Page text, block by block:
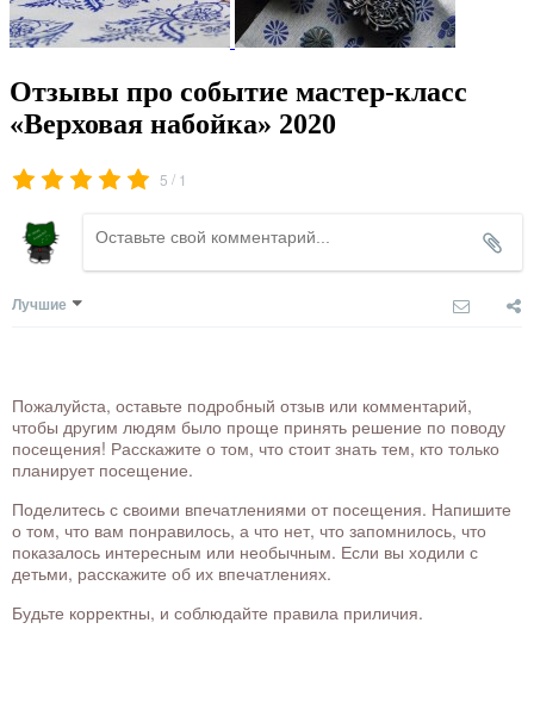
Отзывы про событие мастер-класс
«Верховая набойка» 2020
5 / 1
Лучшие
Пожалуйста, оставьте подробный отзыв или комментарий,
чтобы другим людям было проще принять решение по поводу
посещения! Расскажите о том, что стоит знать тем, кто только
планирует посещение.
Поделитесь с своими впечатлениями от посещения. Напишите
о том, что вам понравилось, а что нет, что запомнилось, что
показалось интересным или необычным. Если вы ходили с
детьми, расскажите об их впечатлениях.
Будьте корректны, и соблюдайте правила приличия.